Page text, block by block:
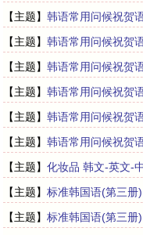
【主题】韩语常用问候祝贺
【主题】韩语常用问候祝贺
【主题】韩语常用问候祝贺
【主题】韩语常用问候祝贺
【主题】韩语常用问候祝贺
【主题】韩语常用问候祝贺
【主题】化妆品 韩文-英文-
【主题】标准韩国语(第三册
【主题】标准韩国语(第三册